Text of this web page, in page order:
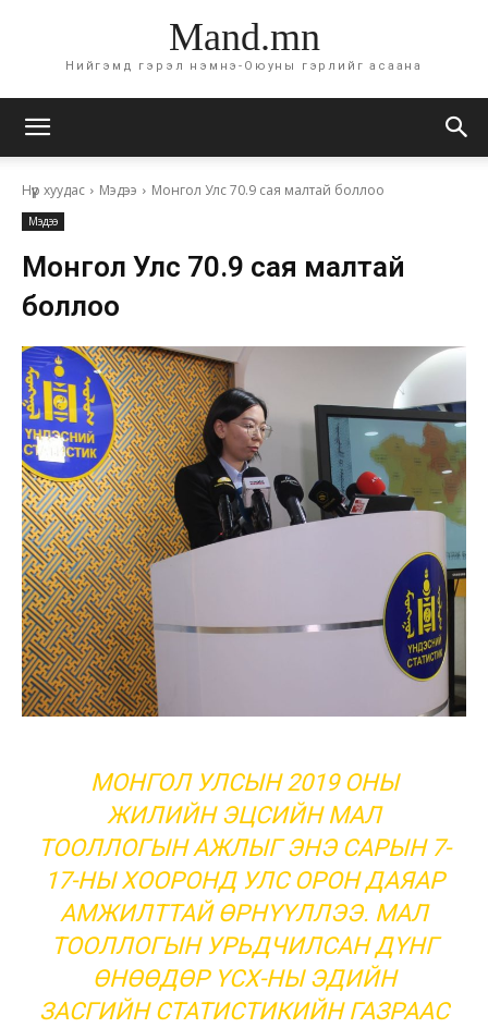
Mand.mn
Нийгэмд гэрэл нэмнэ-Оюуны гэрлийг асаана
Нүүр хуудас Мэдээ Монгол Улс 70.9 сая малтай боллоо
Мэдээ
Монгол Улс 70.9 сая малтай
боллоо
МОНГОЛ УЛСЫН 2019 ОНЫ
ЖИЛИЙН ЭЦСИЙН МАЛ
ТООЛЛОГЫН АЖЛЫГ ЭНЭ САРЫН 7-
17-НЫ ХООРОНД УЛС ОРОН ДАЯАР
АМЖИЛТТАЙ ӨРНҮҮЛЛЭЭ. МАЛ
ТООЛЛОГЫН УРЬДЧИЛСАН ДҮНГ
ӨНӨӨДӨР ҮСХ-НЫ ЭДИЙН
ЗАСГИЙН СТАТИСТИКИЙН ГАЗРААС